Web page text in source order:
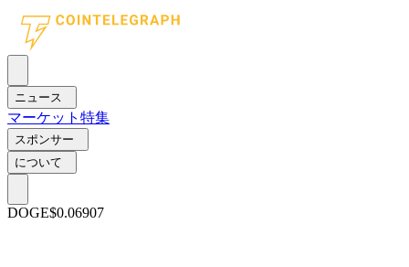
ニュース
マーケット 特集
スポンサー
について
DOGE$0.06907